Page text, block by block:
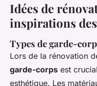
Idées de
inspirations
Types de garde-
Lors de la rénovation
garde-corps est
esthétique. Les